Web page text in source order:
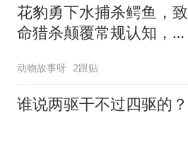
花豹勇下水捕杀鳄鱼，致
命猎杀颠覆常规认知，草
动物故事呀 2跟贴
谁说两驱干不过四驱的？